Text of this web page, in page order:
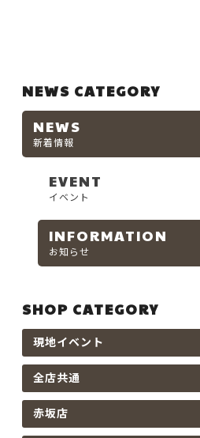
NEWS CATEGORY
NEWS
新着情報
EVENT
イベント
INFORMATION
お知らせ
SHOP CATEGORY
現地イベント
全店共通
赤坂店